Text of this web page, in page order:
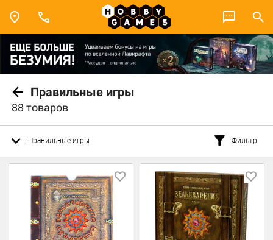
Правильные игры
88 товаров
Правильные игры Фильтр